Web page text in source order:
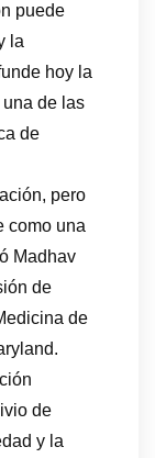
puede
la
hoy la
de las
de
pero
como una
Madhav
de
de
de
y la